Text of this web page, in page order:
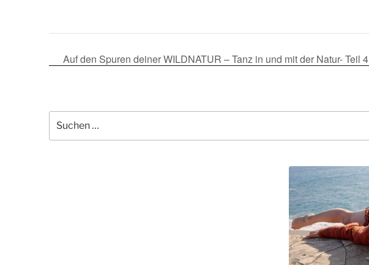
Auf den Spuren deiner WILDNATUR – Tanz in und mit der Natur- Teil 4
nach: